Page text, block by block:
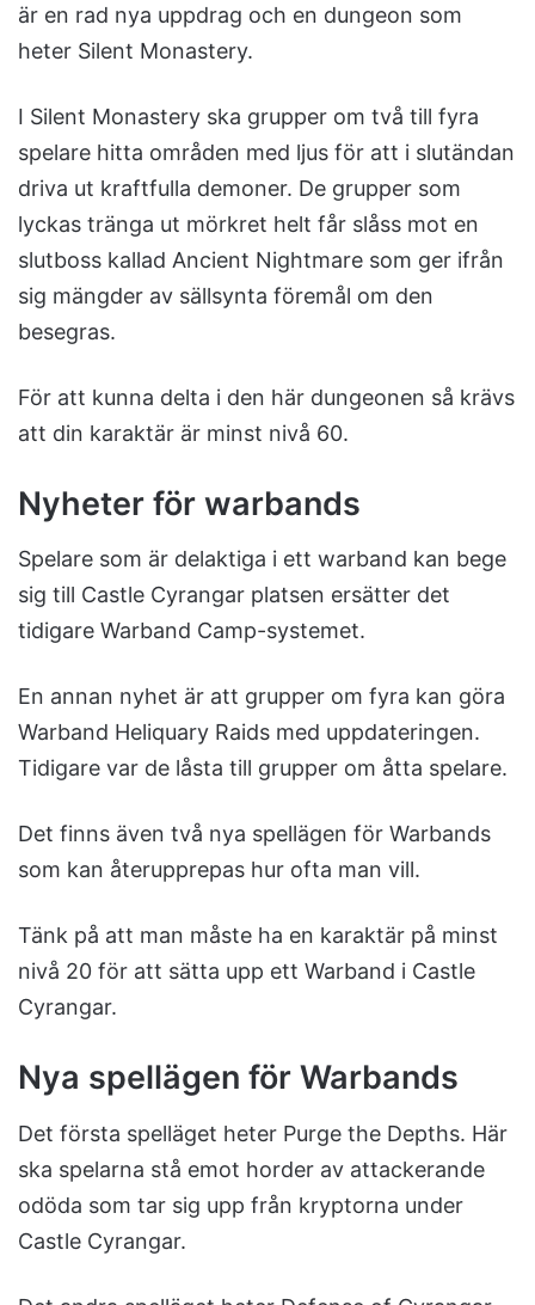
är en rad nya uppdrag och en dungeon som
heter Silent Monastery.
I Silent Monastery ska grupper om två till fyra
spelare hitta områden med ljus för att i slutändan
driva ut kraftfulla demoner. De grupper som
lyckas tränga ut mörkret helt får slåss mot en
slutboss kallad Ancient Nightmare som ger ifrån
sig mängder av sällsynta föremål om den
besegras.
För att kunna delta i den här dungeonen så krävs
att din karaktär är minst nivå 60.
Nyheter för warbands
Spelare som är delaktiga i ett warband kan bege
sig till Castle Cyrangar platsen ersätter det
tidigare Warband Camp-systemet.
En annan nyhet är att grupper om fyra kan göra
Warband Heliquary Raids med uppdateringen.
Tidigare var de låsta till grupper om åtta spelare.
Det finns även två nya spellägen för Warbands
som kan återupprepas hur ofta man vill.
Tänk på att man måste ha en karaktär på minst
nivå 20 för att sätta upp ett Warband i Castle
Cyrangar.
Nya spellägen för Warbands
Det första spelläget heter Purge the Depths. Här
ska spelarna stå emot horder av attackerande
odöda som tar sig upp från kryptorna under
Castle Cyrangar.